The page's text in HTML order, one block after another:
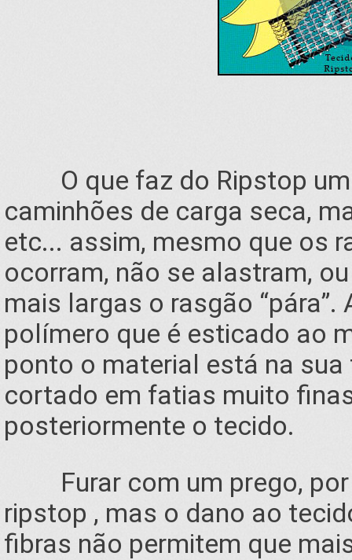
O que faz do Ripstop
caminhões de carga seca,
etc... assim, mesmo que os
ocorram, não se alastram,
mais largas o rasgão
polímero que é esticado ao
ponto o material está na
cortado em fatias muito
posteriormente o tecido.
Furar com um prego, por
ripstop , mas o dano ao
fibras não permitem que